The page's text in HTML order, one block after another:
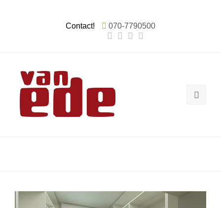
Contact! 070-7790500